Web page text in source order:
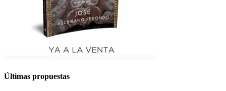
Últimas propuestas